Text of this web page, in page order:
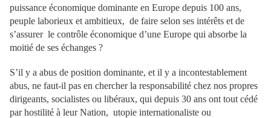
puissance économique dominante en Europe depuis 100 ans,
peuple laborieux et ambitieux, de faire selon ses intérêts et de
s’assurer le contrôle économique d’une Europe qui absorbe la
moitié de ses échanges ?
S’il y a abus de position dominante, et il y a incontestablement
abus, ne faut-il pas en chercher la responsabilité chez nos propres
dirigeants, socialistes ou libéraux, qui depuis 30 ans ont tout cédé
par hostilité à leur Nation, utopie internationaliste ou